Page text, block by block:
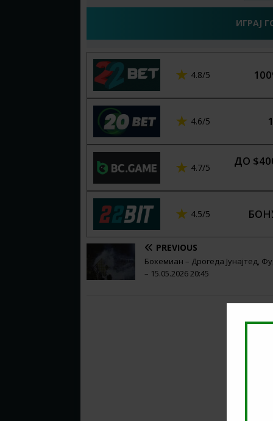
ИГРАЈ
4.8/5
4.6/5
4.7/5 ДО
4.5/5
PREVIOUS
Бохемиан – Дрогеда Јунајтед,
– 15.05.2026 20:45